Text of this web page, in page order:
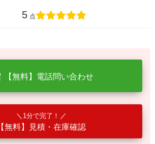
5 点
【無料】電話問い合わせ
1分で完了！
【無料】見積・在庫確認